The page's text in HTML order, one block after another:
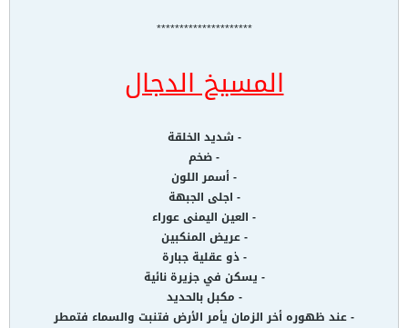
*********************
المسيخ الدجال
- شديد الخلقة
- ضخم
- أسمر اللون
- اجلى الجبهة
- العين اليمنى عوراء
- عريض المنكبين
- ذو عقلية جبارة
- يسكن في جزيرة نائية
- مكبل بالحديد
- عند ظهوره أخر الزمان يأمر الأرض فتنبت والسماء فتمطر